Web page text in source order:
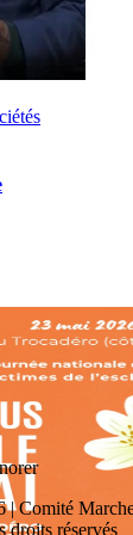
| Comité
droits réservés